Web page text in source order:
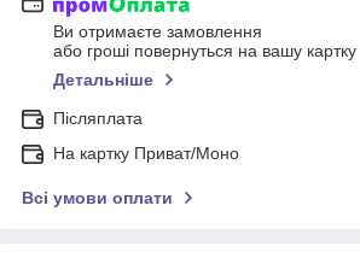
Ви отримаєте замовлення
або гроші повернуться на вашу картку
Детальніше
Післяплата
На картку Приват/Моно
Всі умови оплати